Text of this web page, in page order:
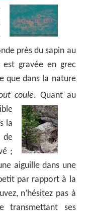
près du sapin au
gravée en grec
que dans la nature
coule. Quant au
la
;
aiguille dans une
par rapport à la
n’hésitez pas à
transmettant ses